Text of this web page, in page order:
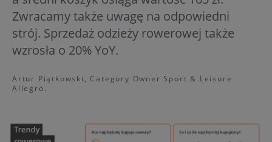
Zwracamy także uwagę na odpowiedni
strój. Sprzedaż odzieży rowerowej także
wzrosła o 20% YoY.
Artur Piątkowski, Category Owner Sport & Leisure
Allegro.